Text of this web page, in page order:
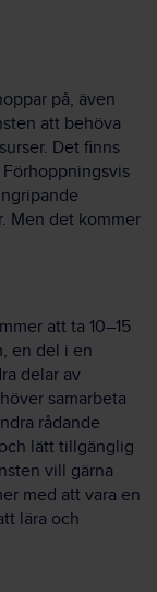
på, även
att behöva
Det finns
Men det kommer
att ta 10–15
en del i en
delar av
samarbeta
rådande
lätt tillgänglig
vill gärna
med att vara en
lära och